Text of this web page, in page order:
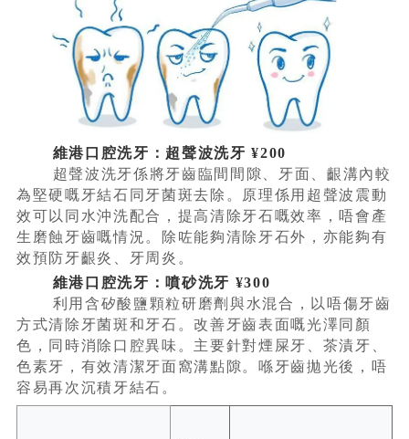
維港口腔洗牙：超聲波洗牙 ¥200
超聲波洗牙係將牙齒臨間間隙、牙面、齦溝內較
為堅硬嘅牙結石同牙菌斑去除。原理係用超聲波震動
效可以同水沖洗配合，提高清除牙石嘅效率，唔會產
生磨蝕牙齒嘅情況。除咗能夠清除牙石外，亦能夠有
效預防牙齦炎、牙周炎。
維港口腔洗牙：噴砂洗牙 ¥300
利用含矽酸鹽顆粒研磨劑與水混合，以唔傷牙齒
方式清除牙菌斑和牙石。改善牙齒表面嘅光澤同顏
色，同時消除口腔異味。主要針對煙屎牙、茶漬牙、
色素牙，有效清潔牙面窩溝點隙。喺牙齒拋光後，唔
容易再次沉積牙結石。